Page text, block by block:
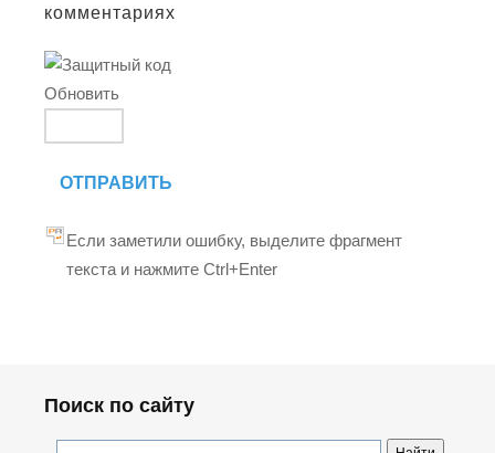
комментариях
Обновить
ОТПРАВИТЬ
Если заметили ошибку, выделите фрагмент
текста и нажмите Ctrl+Enter
Поиск по сайту